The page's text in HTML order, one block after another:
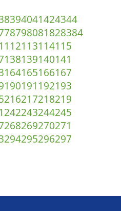
394041424344
78798081828384
112113114115
138139140141
164165166167
190191 192193
216217218219
242243244245
268269270271
294295296297